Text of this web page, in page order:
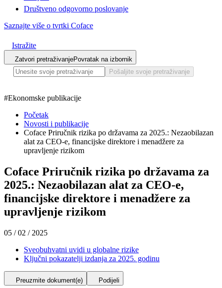
Društveno odgovorno poslovanje
Saznajte više o tvrtki Coface
Istražite
Zatvori pretraživanjePovratak na izbornik
Pošaljite svoje pretraživanje
#Ekonomske publikacije
Početak
Novosti i publikacije
Coface Priručnik rizika po državama za 2025.: Nezaobilazan
alat za CEO-e, financijske direktore i menadžere za
upravljenje rizikom
Coface Priručnik rizika po državama za
2025.: Nezaobilazan alat za CEO-e,
financijske direktore i menadžere za
upravljenje rizikom
05 / 02 / 2025
Sveobuhvatni uvidi u globalne rizike
Ključni pokazatelji izdanja za 2025. godinu
Preuzmite dokument(e) Podijeli